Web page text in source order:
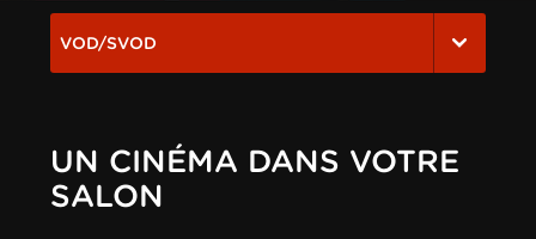
VOD/SVOD
UN CINÉMA DANS VOTRE
SALON